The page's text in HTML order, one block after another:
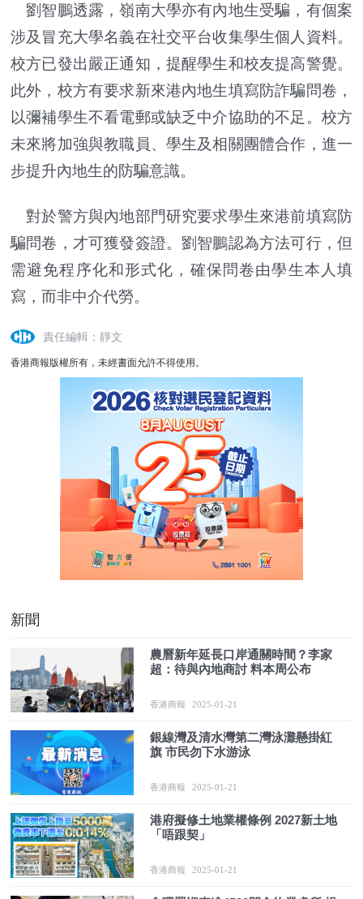
劉智鵬透露，嶺南大學亦有內地生受騙，有個案
涉及冒充大學名義在社交平台收集學生個人資料。
校方已發出嚴正通知，提醒學生和校友提高警覺。
此外，校方有要求新來港內地生填寫防詐騙問卷，
以彌補學生不看電郵或缺乏中介協助的不足。校方
未來將加強與教職員、學生及相關團體合作，進一
步提升內地生的防騙意識。
對於警方與內地部門研究要求學生來港前填寫防
騙問卷，才可獲發簽證。劉智鵬認為方法可行，但
需避免程序化和形式化，確保問卷由學生本人填
寫，而非中介代勞。
責任編輯：靜文
香港商報版權所有，未經書面允許不得使用。
新聞
農曆新年延長口岸通關時間？李家
超：待與內地商討 料本周公布
香港商報 2025-01-21
銀線灣及清水灣第二灣泳灘懸掛紅
旗 市民勿下水游泳
香港商報 2025-01-21
港府擬修土地業權條例 2027新土地
「唔跟契」
香港商報 2025-01-21